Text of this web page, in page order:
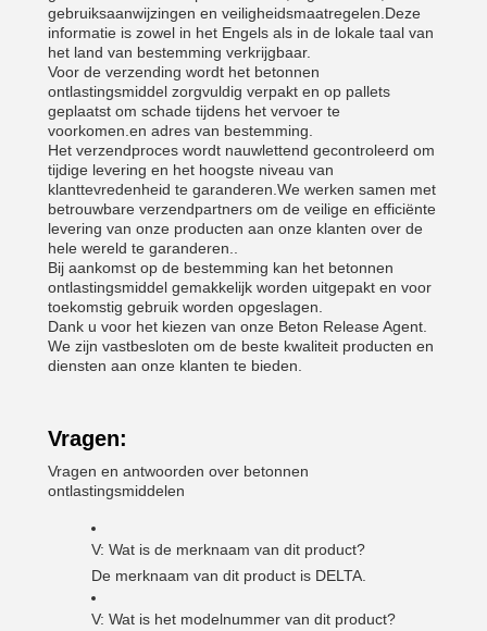
gebruiksaanwijzingen en veiligheidsmaatregelen.Deze
informatie is zowel in het Engels als in de lokale taal van
het land van bestemming verkrijgbaar.
Voor de verzending wordt het betonnen
ontlastingsmiddel zorgvuldig verpakt en op pallets
geplaatst om schade tijdens het vervoer te
voorkomen.en adres van bestemming.
Het verzendproces wordt nauwlettend gecontroleerd om
tijdige levering en het hoogste niveau van
klanttevredenheid te garanderen.We werken samen met
betrouwbare verzendpartners om de veilige en efficiënte
levering van onze producten aan onze klanten over de
hele wereld te garanderen..
Bij aankomst op de bestemming kan het betonnen
ontlastingsmiddel gemakkelijk worden uitgepakt en voor
toekomstig gebruik worden opgeslagen.
Dank u voor het kiezen van onze Beton Release Agent.
We zijn vastbesloten om de beste kwaliteit producten en
diensten aan onze klanten te bieden.
Vragen:
Vragen en antwoorden over betonnen
ontlastingsmiddelen
V: Wat is de merknaam van dit product?
De merknaam van dit product is DELTA.
V: Wat is het modelnummer van dit product?